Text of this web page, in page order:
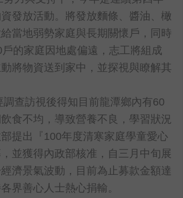
發放活動。將發放麵條、醬油、橄
當地弱勢家庭與長期關懷戶，同時
戶的家庭因地處偏遠，志工將組成
動將物資送到家中，並探視與瞭解其
調查訪視後得知目前龍潭鄉內有60
食不均，導致營養不良，學習狀況
提出『 100年度清寒家庭學童愛心
並獲得內政部核准，自三月中旬展
濟景氣波動，目前為止募款金額達
界善心人士熱心捐輸。